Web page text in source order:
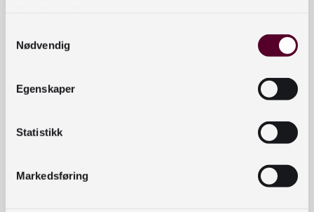
Nødvendig
Egenskaper
Statistikk
Markedsføring
op. 104
Vis produkter